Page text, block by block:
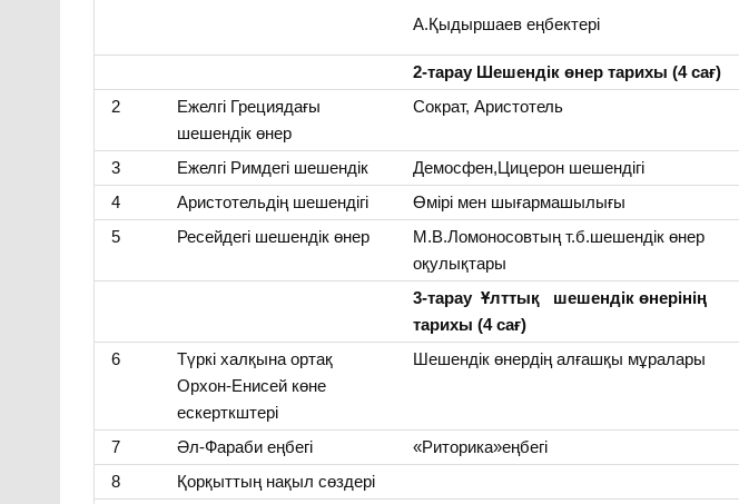
А.Қыдыршаев еңбектері
2-тарау Шешендік өнер тарихы (4 сағ)
2
Ежелгі Грециядағы
шешендік өнер
Сократ, Аристотель
3 Ежелгі Римдегі шешендік Демосфен,Цицерон шешендігі
4
Аристотельдің шешендігі Өмірі мен шығармашылығы
5
Ресейдегі шешендік өнер
М.В.Ломоносовтың т.б.шешендік өнер
оқулықтары
3-тарау Ұлттық шешендік өнерінің
тарихы (4 сағ)
6
Түркі халқына ортақ
Орхон-Енисей көне
ескерткштері
Шешендік өнердің алғашқы мұралары
7 Әл-Фараби еңбегі «Риторика»еңбегі
8
Қорқыттың нақыл сөздері